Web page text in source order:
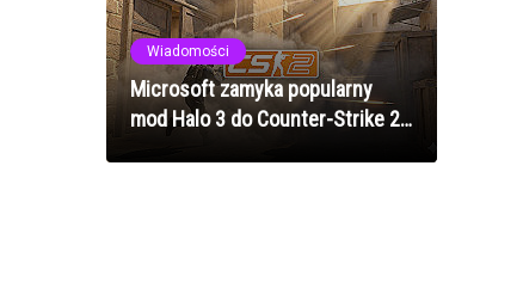
Wiadomości
Microsoft zamyka popularny
mod Halo 3 do Counter-Strike 2 -